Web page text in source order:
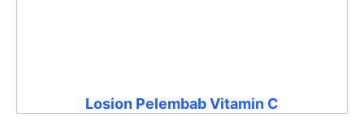
Losion Pelembab Vitamin C